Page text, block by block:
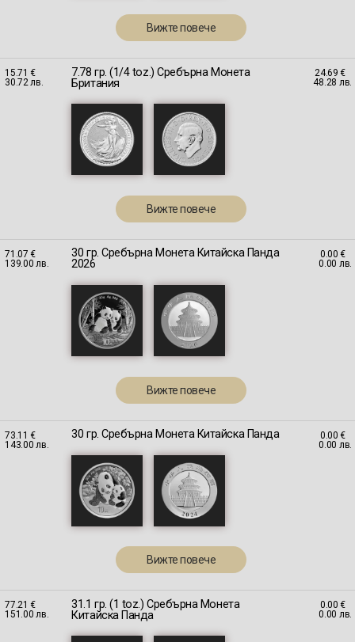
Вижте повече
15.71 €
30.72 лв.
7.78 гр. (1/4 toz.) Сребърна Монета
Британия
Вижте повече
24.69 €
48.28 лв.
71.07 €
139.00 лв.
30 гр. Сребърна Монета Китайска Панда
2026
Вижте повече
0.00 €
0.00 лв.
73.11 €
143.00 лв.
30 гр. Сребърна Монета Китайска Панда
Вижте повече
0.00 €
0.00 лв.
77.21 €
151.00 лв.
31.1 гр. (1 toz.) Сребърна Монета
Китайска Панда
0.00 €
0.00 лв.